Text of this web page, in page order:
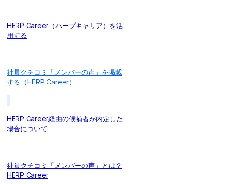
HERP Career（ハープキャリア）を活
用する
社員クチコミ「メンバーの声」を掲載
する（HERP Career）
HERP Career経由の候補者が内定した
場合について
社員クチコミ「メンバーの声」とは？
HERP Career